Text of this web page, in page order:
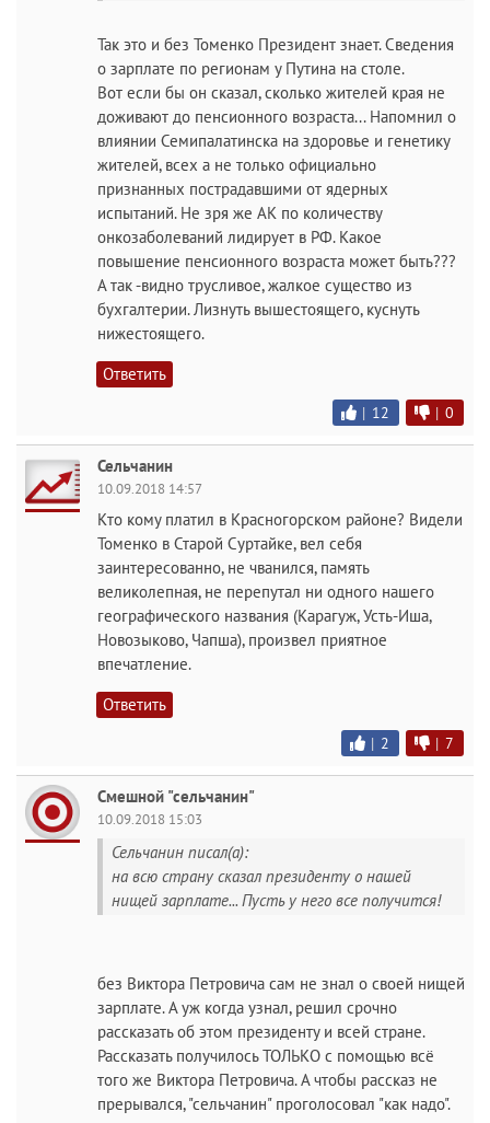
Так это и без Томенко Президент знает. Сведения
о зарплате по регионам у Путина на столе.
Вот если бы он сказал, сколько жителей края не
доживают до пенсионного возраста... Напомнил о
влиянии Семипалатинска на здоровье и генетику
жителей, всех а не только официально
признанных пострадавшими от ядерных
испытаний. Не зря же АК по количеству
онкозаболеваний лидирует в РФ. Какое
повышение пенсионного возраста может быть???
А так -видно трусливое, жалкое существо из
бухгалтерии. Лизнуть вышестоящего, куснуть
нижестоящего.
Ответить
| 12 | 0
Сельчанин
10.09.2018 14:57
Кто кому платил в Красногорском районе? Видели
Томенко в Старой Суртайке, вел себя
заинтересованно, не чванился, память
великолепная, не перепутал ни одного нашего
географического названия (Карагуж, Усть-Иша,
Новозыково, Чапша), произвел приятное
впечатление.
Ответить
| 2 | 7
Смешной "сельчанин"
10.09.2018 15:03
Сельчанин писал(а):
на всю страну сказал президенту о нашей
нищей зарплате... Пусть у него все получится!
без Виктора Петровича сам не знал о своей нищей
зарплате. А уж когда узнал, решил срочно
рассказать об этом президенту и всей стране.
Рассказать получилось ТОЛЬКО с помощью всё
того же Виктора Петровича. А чтобы рассказ не
прерывался, "сельчанин" проголосовал "как надо".